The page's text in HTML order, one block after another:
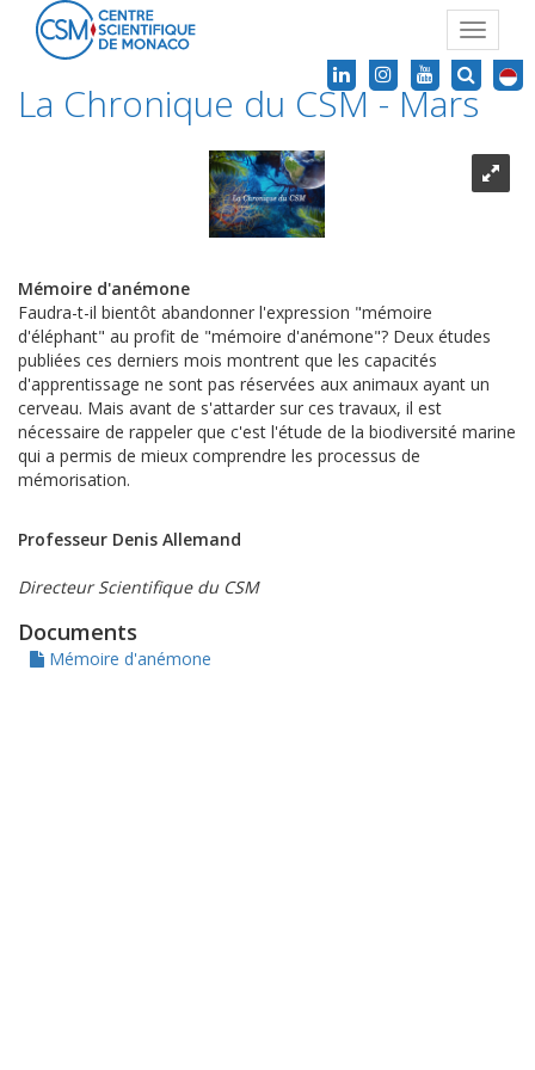
Toggle
La Chronique du CSM - Mars
Mémoire d'anémone
Faudra-t-il bientôt abandonner l'expression "mémoire
d'éléphant" au profit de "mémoire d'anémone"? Deux études
publiées ces derniers mois montrent que les capacités
d'apprentissage ne sont pas réservées aux animaux ayant un
cerveau. Mais avant de s'attarder sur ces travaux, il est
nécessaire de rappeler que c'est l'étude de la biodiversité marine
qui a permis de mieux comprendre les processus de
mémorisation.
Professeur Denis Allemand
Directeur Scientifique du CSM
Documents
Mémoire d'anémone